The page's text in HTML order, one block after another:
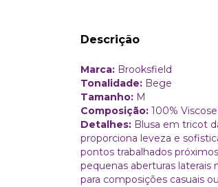
Descrição
Marca: Brooksfield
Tonalidade: Bege
Tamanho: M
Composição: 100% Viscose
Detalhes: Blusa em tricot
proporciona leveza e
pontos trabalhados
pequenas aberturas
para composições casuais